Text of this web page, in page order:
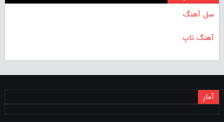
سل آهنگ
آهنگ تاپ
آمار